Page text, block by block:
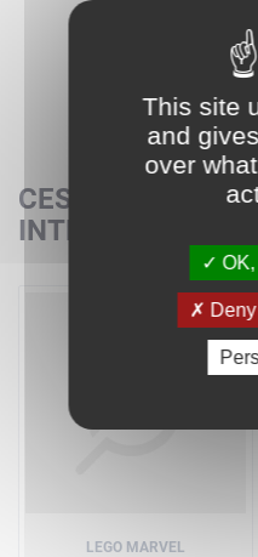
CES SETS
INTÉRESSER
-30%
LEGO MARVEL
This site
and
over
OK,